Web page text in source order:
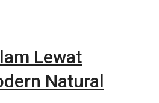
Lewat
Natural